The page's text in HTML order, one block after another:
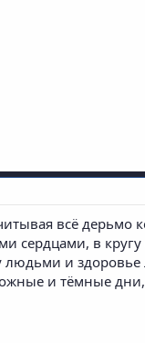
всё дерьмо
сердцами, в
и
и тёмные